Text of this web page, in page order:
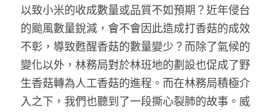
以致小米的收成數量或品質不如預期？近年侵台
的颱風數量銳減，會不會因此造成打香菇的成效
不彰，導致甦醒香菇的數量變少？而除了氣候的
變化以外，林務局對於林班地的劃設也促成了野
生香菇轉為人工香菇的進程。而在林務局積極介
入之下，我們也聽到了一段撕心裂肺的故事。威